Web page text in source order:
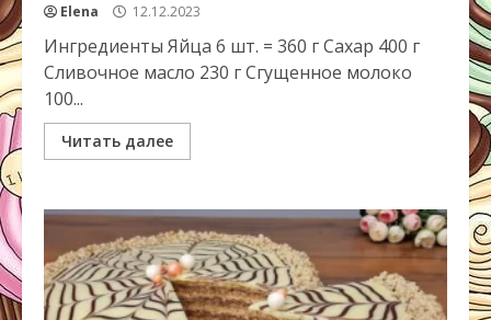
Elena 12.12.2023
Ингредиенты Яйца 6 шт. = 360 г Сахар 400 г
Сливочное масло 230 г Сгущенное молоко
100...
Читать далее